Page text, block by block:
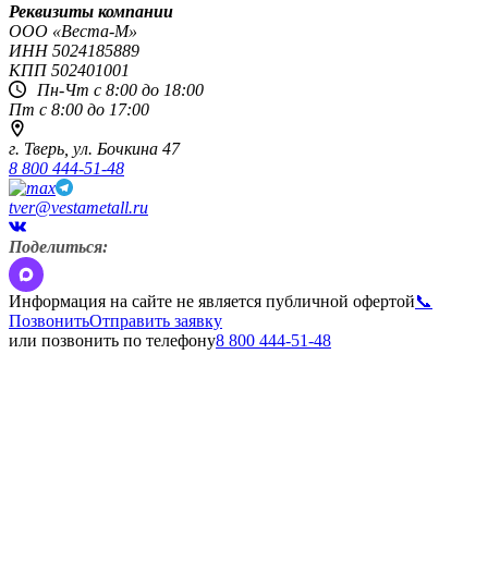
Реквизиты компании
OOO «Веста-М»
ИНН5024185889
КПП502401001
Пн-Чт с 8:00 до 18:00
Пт с 8:00 до 17:00
г. Тверь, ул. Бочкина 47
8 800 444-51-48
tver@vestametall.ru
Поделиться:
Информация на сайте не является публичной офертой📞
ПозвонитьОтправить заявку
или позвонить по телефону8 800 444-51-48